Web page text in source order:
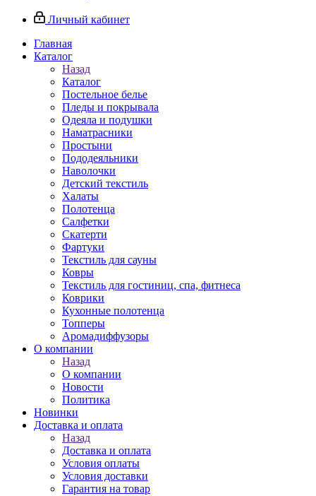
Личный кабинет
Главная
Каталог
Назад
Каталог
Постельное белье
Пледы и покрывала
Одеяла и подушки
Наматрасники
Простыни
Пододеяльники
Наволочки
Детский текстиль
Халаты
Полотенца
Салфетки
Скатерти
Фартуки
Текстиль для сауны
Ковры
Текстиль для гостиниц, спа, фитнеса
Коврики
Кухонные полотенца
Топперы
Аромадиффузоры
О компании
Назад
О компании
Новости
Политика
Новинки
Доставка и оплата
Назад
Доставка и оплата
Условия оплаты
Условия доставки
Гарантия на товар